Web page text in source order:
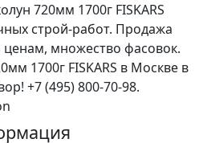
720мм 1700г FISKARS
строй-работ. Продажа
множество фасовок.
1700г FISKARS в Москве в
+7 (495) 800-70-98.